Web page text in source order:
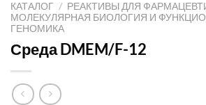
КАТАЛОГ / РЕАКТИВЫ ДЛЯ
МОЛЕКУЛЯРНАЯ БИОЛОГИЯ И
ГЕНОМИКА
Среда DMEM/F-12